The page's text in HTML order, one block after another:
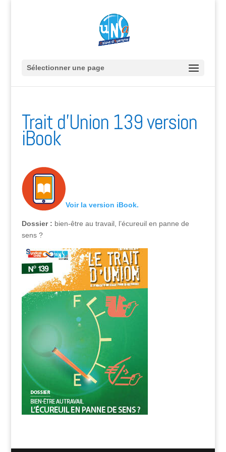
Sélectionner une page
Trait d’Union 139 version
iBook
Voir la version iBook.
Dossier : bien-être au travail, l’écureuil en panne de
sens ?